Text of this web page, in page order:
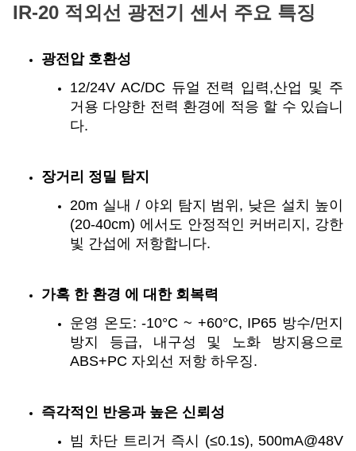
IR-20 적외선 광전기 센서 주요 특징
광전압 호환성
12/24V AC/DC 듀얼 전력 입력,산업 및 주
거용 다양한 전력 환경에 적응 할 수 있습니
다.
장거리 정밀 탐지
20m 실내 / 야외 탐지 범위, 낮은 설치 높이
(20-40cm) 에서도 안정적인 커버리지, 강한
빛 간섭에 저항합니다.
가혹 한 환경 에 대한 회복력
운영 온도: -10°C ~ +60°C, IP65 방수/먼지
방지 등급, 내구성 및 노화 방지용으로
ABS+PC 자외선 저항 하우징.
즉각적인 반응과 높은 신뢰성
빔 차단 트리거 즉시 (≤0.1s), 500mA@48V